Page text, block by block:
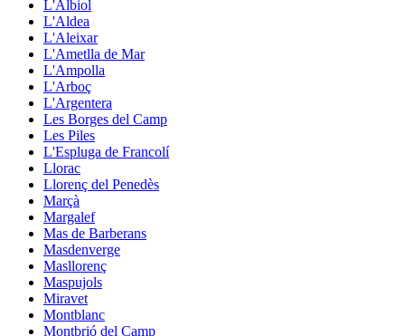
L'Albiol
L'Aldea
L'Aleixar
L'Ametlla de Mar
L'Ampolla
L'Arboç
L'Argentera
Les Borges del Camp
Les Piles
L'Espluga de Francolí
Llorac
Llorenç del Penedès
Marçà
Margalef
Mas de Barberans
Masdenverge
Masllorenç
Maspujols
Miravet
Montblanc
Montbrió del Camp